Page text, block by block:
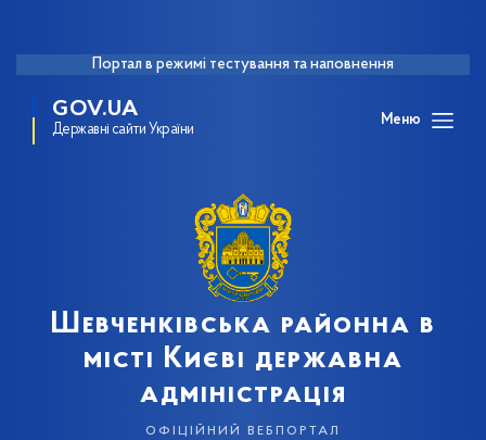
Портал в режимі тестування та наповнення
GOV.UA
Державні сайти України
Меню
Шевченківська районна в
місті Києві державна
адміністрація
офіційний вебпортал